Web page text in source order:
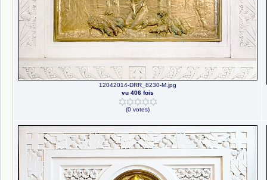
12042014-DRR_8230-M.jpg
vu 406 fois
(0 votes)